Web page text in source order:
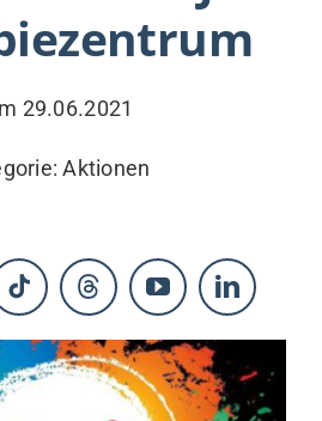
29.06.2021
Aktionen